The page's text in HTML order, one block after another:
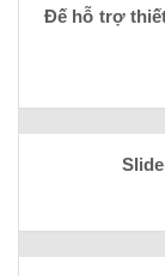
Đế hỗ trợ